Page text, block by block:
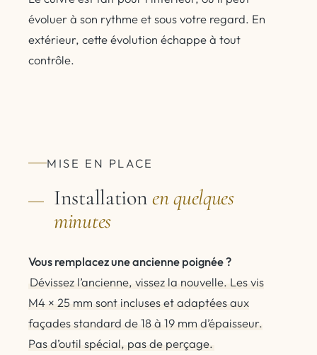
évoluer à son rythme et sous votre regard. En
extérieur, cette évolution échappe à tout
contrôle.
MISE EN PLACE
Installationen quelques
minutes
Vous remplacez une ancienne poignée ?
Dévissez l’ancienne, vissez la nouvelle. Les vis
M4 × 25 mm sont incluses et adaptées aux
façades standard de 18 à 19 mm d’épaisseur.
Pas d’outil spécial, pas de perçage.